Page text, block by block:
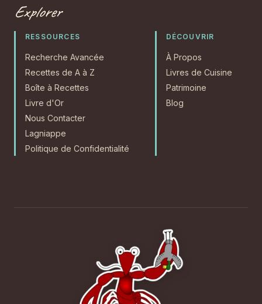
Explorer
RESSOURCES
Recherche Avancée
Recettes de A à Z
Boîte à Recettes
Livre d'Or
Nous Contacter
Lagniappe
Politique de Confidentialité
DÉCOUVRIR
À Propos
Livres de Cuisine
Patrimoine
Blog